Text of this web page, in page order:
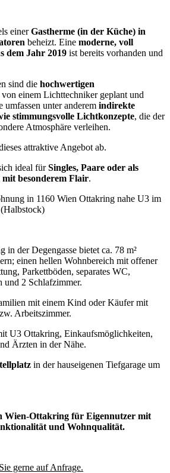
einerGastherme (in der Küche) in
beheizt. Eine moderne, voll
dem Jahr 2019 ist bereits vorhanden und
sind die hochwertigen
von einem Lichttechniker geplant und
umfassen unter anderem indirekte
stimmungsvolle Lichtkonzepte, die der
Atmosphäre verleihen.
attraktive Angebot ab.
ideal fürSingles, Paare oder als
besonderem Flair.
in 1160 Wien Ottakring nahe U3 im
in der Degengasse bietet ca. 78 m²
einen hellen Wohnbereich mit offener
Parkettböden, separates WC,
und 2 Schlafzimmer.
mit einem Kind oder Käufer mit
Arbeitszimmer.
U3 Ottakring, Einkaufsmöglichkeiten,
Ärzten in der Nähe.
in der hauseigenen Tiefgarage um
Wien-Ottakring für Eigennutzer mit
und Wohnqualität.
gerne auf Anfrage.